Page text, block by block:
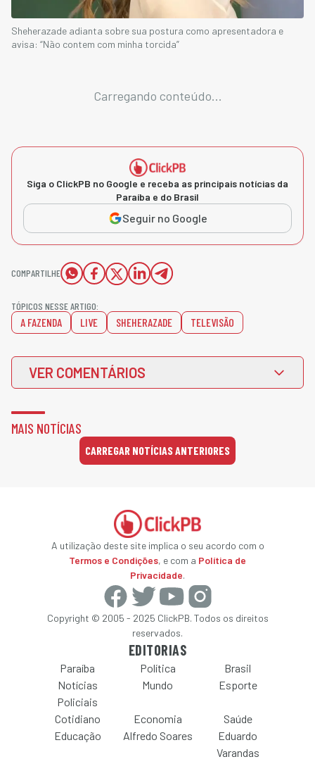
Sheherazade adianta sobre sua postura como apresentadora e
avisa: “Não contem com minha torcida”
Carregando conteúdo...
Siga o ClickPB no Google e receba as principais notícias da
Paraíba e do Brasil
Seguir no Google
COMPARTILHE
TÓPICOS NESSE ARTIGO:
A FAZENDA LIVE SHEHERAZADE TELEVISÃO
VER COMENTÁRIOS
MAIS NOTÍCIAS
CARREGAR NOTÍCIAS ANTERIORES
A utilização deste site implica o seu acordo com o
Termos e Condições, e com a Política de
Privacidade.
Copyright © 2005 - 2025 ClickPB. Todos os direitos
reservados.
EDITORIAS
Paraíba Política
Brasil
Notícias
Policiais
Mundo Esporte
Cotidiano Economia
Saúde
Educação
Alfredo Soares
Eduardo
Varandas